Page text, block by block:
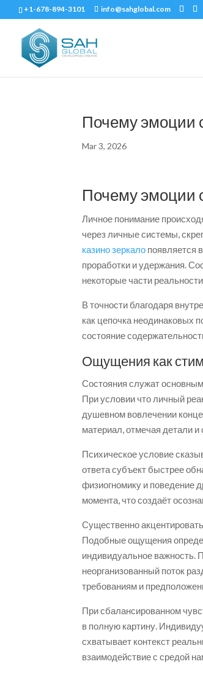
+1-678-894-3101 info@sahglobal.com
Почему эмоции
Mar 3, 2026
Почему эмоции
Личное понимание
через личные системы,
казино зеркало появляется
проработки и удержания.
некоторые части
В точности благодаря
как цепочка неодинаковых
состояние
Ощущения как
Состояния служат
При условии что личный
душевном вовлечении
материал, отмечая детали
Психическое условие
ответа субъект быстрее
физиогномику и поведение
момента, что создаёт
Существенно
Подобные ощущения
индивидуальное важность.
неорганизованный поток
требованиям и
При сбалансированном
в полную картину.
схватывает контекст
взаимодействие с средой